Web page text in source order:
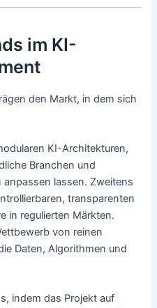
im KI-
den Markt, in dem sich
KI-Architekturen,
Branchen und
lassen. Zweitens
transparenten
in regulierten Märkten.
von reinen
Daten, Algorithmen und
indem das Projekt auf